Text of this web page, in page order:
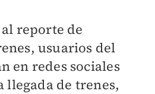
reporte de
usuarios del
en redes sociales
llegada de trenes,